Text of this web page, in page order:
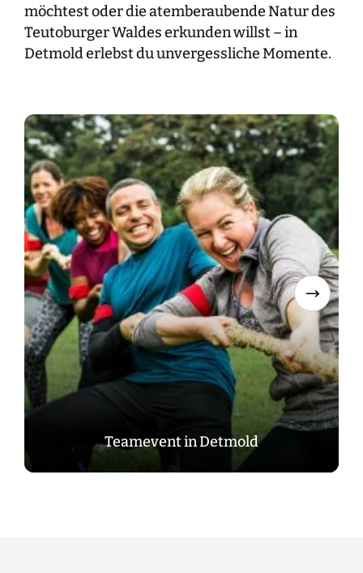
möchtest oder die atemberaubende Natur des
Teutoburger Waldes erkunden willst – in
Detmold erlebst du unvergessliche Momente.
Teamevent in Detmold